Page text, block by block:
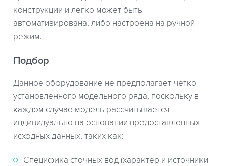
конструкции и легко может быть
автоматизирована, либо настроена на ручной
режим.
Подбор
Данное оборудование не предполагает четко
установленного модельного ряда, поскольку в
каждом случае модель рассчитывается
индивидуально на основании предоставленных
исходных данных, таких как:
Специфика сточных вод (характер и источники